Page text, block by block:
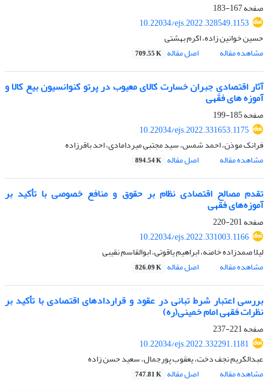
صفحه167-183
10.22034/ejs.2022.328549.1153
حسین خوانین زاده، اکرم بهشتی
مشاهده مقاله
اصل مقاله 709.55 K
آثار اقتصادیِ جبران خسارت کالای معیوب در پرتو کنوانسیون بیع کالا و
آموزه های فقهی
صفحه185-199
10.22034/ejs.2022.331653.1175
فرانک موذن، احمد شمس، سید مجتبی میردامادی، احد باقرزاده
مشاهده مقاله
اصل مقاله 894.54 K
تقدم مصالح اقتصادی نظام بر حقوق و منافع خصوصی با تأکید بر
آموزه‌های فقهی
صفحه201-220
10.22034/ejs.2022.331003.1166
لیلا صمدزاده خامنه، ابراهیم یاقوتی، ابوالقاسم نقیبی
مشاهده مقاله
اصل مقاله 826.09 K
بررسی اعتبار شرط تبانی در عقود و قراردادهای اقتصادی با تأکید بر
نظرات فقهی امام خمینی(ره)
صفحه221-237
10.22034/ejs.2022.332291.1181
عبدالکریم نجف دخت، یعقوب پورجمال، سعید حسن زاده
مشاهده مقاله
اصل مقاله 747.81 K